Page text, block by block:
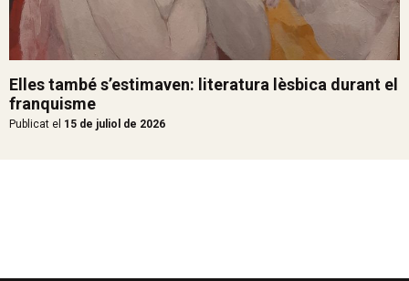
Elles també s’estimaven: literatura lèsbica durant el
franquisme
Publicat el 15 de juliol de 2026